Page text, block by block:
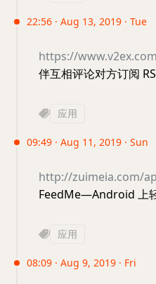
22:56 · Aug 13, 2019 · Tue
https://
伴互相评论对方订阅
应用
09:49 · Aug 11, 2019 · Sun
http://zuimeia.com/
FeedMe—Android 上
应用
08:09 · Aug 9, 2019 · Fri